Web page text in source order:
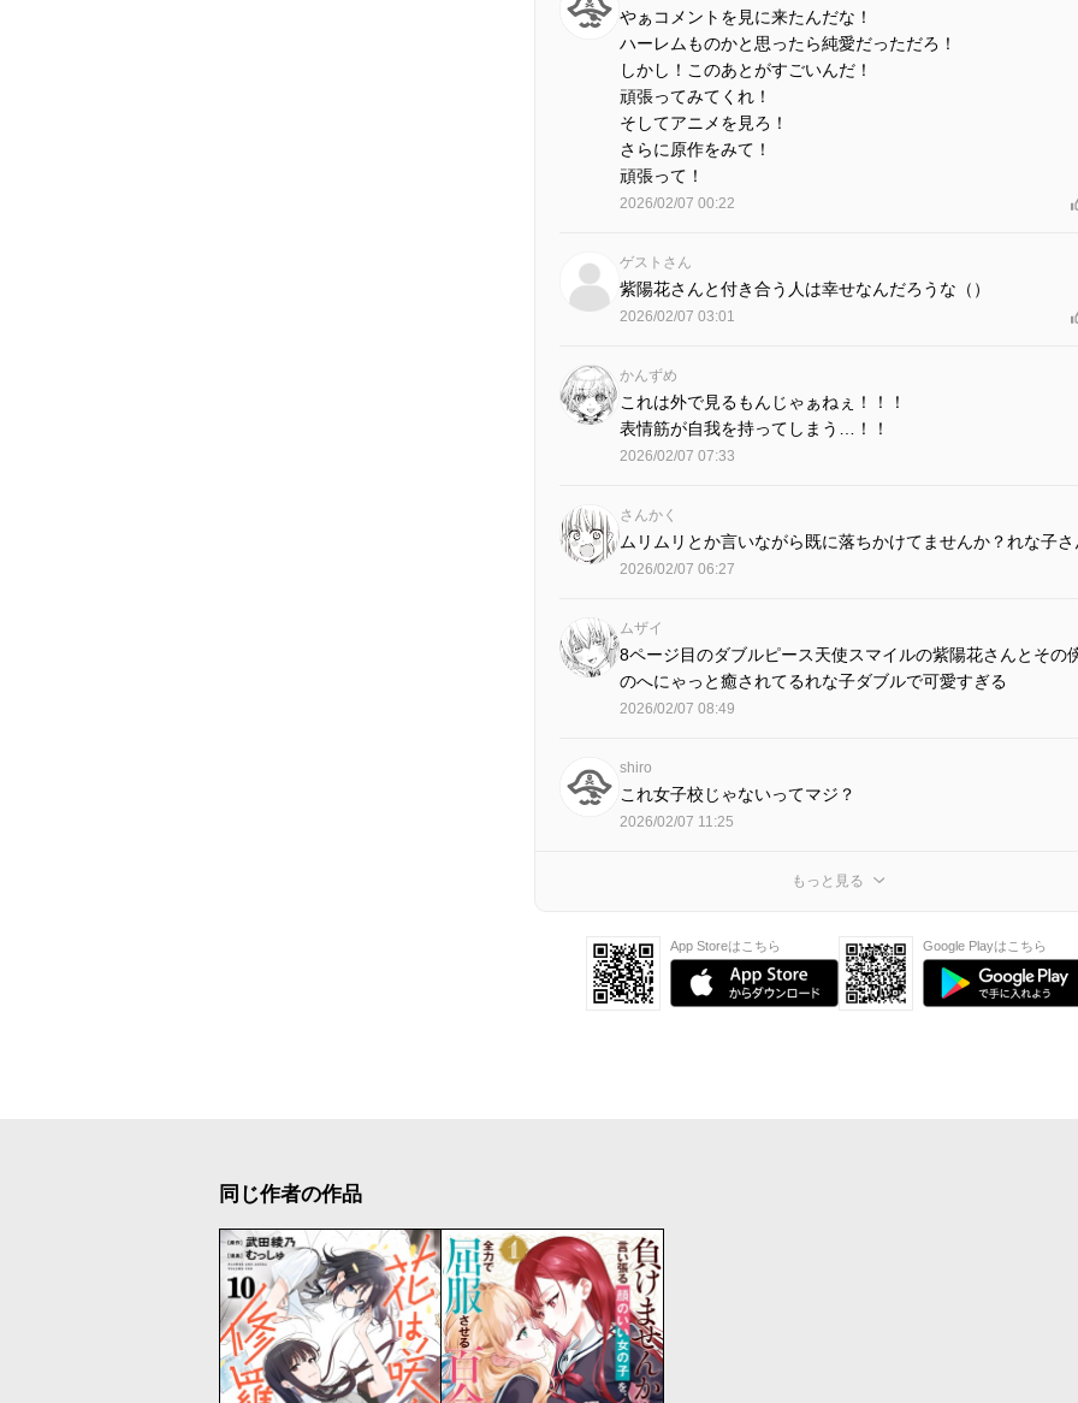
やぁコメントを見に来たんだな！
ハーレムものかと思ったら純愛だっただろ！
しかし！このあとがすごいんだ！
頑張ってみてくれ！
そしてアニメを見ろ！
さらに原作をみて！
頑張って！
2026/02/07 00:22
ゲストさん
紫陽花さんと付き合う人は幸せなんだろうな（）
2026/02/07 03:01
かんずめ
これは外で見るもんじゃぁねぇ！！！
表情筋が自我を持ってしまう…！！
2026/02/07 07:33
さんかく
ムリムリとか言いながら既に落ちかけてませんか？れな子
2026/02/07 06:27
ムザイ
8ページ目のダブルピース天使スマイルの紫陽花さんとその
のへにゃっと癒されてるれな子ダブルで可愛すぎる
2026/02/07 08:49
shiro
これ女子校じゃないってマジ？
2026/02/07 11:25
もっと見る
App Storeはこちら Google Playはこちら
同じ作者の作品